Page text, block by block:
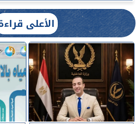
الأعلى